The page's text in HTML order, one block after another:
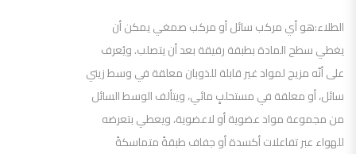
الطلاء:هو أي مركب سائل أو مركب صمغي يمكن أن
يغطي سطح المادة بطبقة رقيقة بعد أن يتصلب. ويُعرف
على أنّه مزيج لمواد غير قابلة للذوبان معلقة في وسط زيتي
سائل، أو معلقة في مستحلبٍ مائي، ويتألف الوسط السائل
من مجموعة مواد عضوية أو لاعضوية، ويعطي بتعرضه
للهواء عبر تفاعلات أكسدة أو جفاف طبقةً متماسكةً